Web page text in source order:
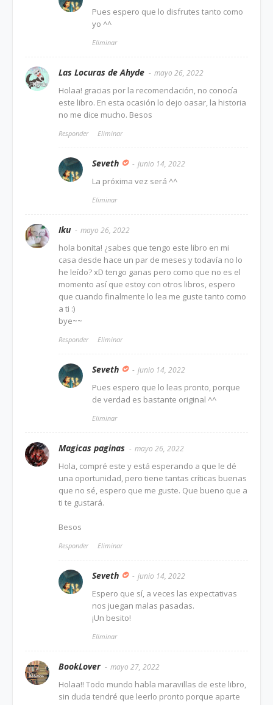
Pues espero que lo disfrutes tanto como
yo ^^
Eliminar
Las Locuras de Ahyde mayo 26, 2022
Holaa! gracias por la recomendación, no conocía
este libro. En esta ocasión lo dejo oasar, la historia
no me dice mucho. Besos
Responder Eliminar
Seveth junio 14, 2022
La próxima vez será ^^
Eliminar
Iku mayo 26, 2022
hola bonita! ¿sabes que tengo este libro en mi
casa desde hace un par de meses y todavía no lo
he leído? xD tengo ganas pero como que no es el
momento así que estoy con otros libros, espero
que cuando finalmente lo lea me guste tanto como
a ti :)
bye~~
Responder Eliminar
Seveth junio 14, 2022
Pues espero que lo leas pronto, porque
de verdad es bastante original ^^
Eliminar
Magicas paginas mayo 26, 2022
Hola, compré este y está esperando a que le dé
una oportunidad, pero tiene tantas críticas buenas
que no sé, espero que me guste. Que bueno que a
ti te gustará.
Besos
Responder Eliminar
Seveth junio 14, 2022
Espero que sí, a veces las expectativas
nos juegan malas pasadas.
¡Un besito!
Eliminar
BookLover mayo 27, 2022
Holaa!! Todo mundo habla maravillas de este libro,
sin duda tendré que leerlo pronto porque aparte